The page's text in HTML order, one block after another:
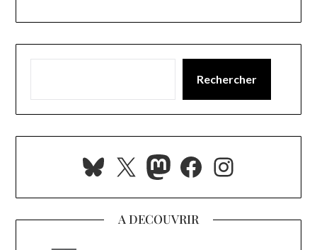
Rechercher
Bluesky
X Mastodon
Facebook
A DECOUVRIR